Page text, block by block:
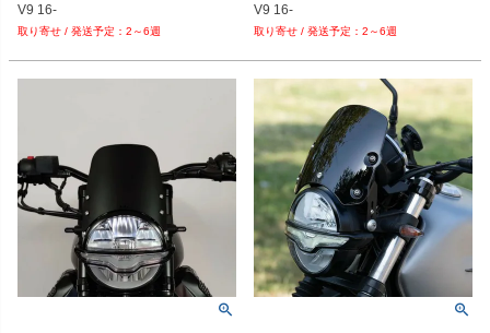
V9 16-
2～6週
V9 16-
2～6週